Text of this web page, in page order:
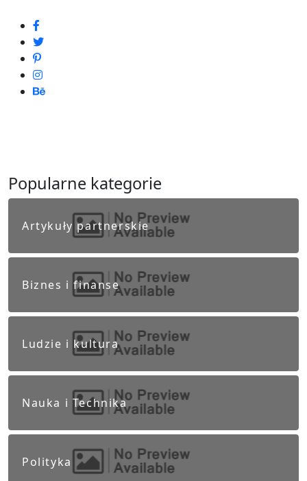
Popularne kategorie
Artykuły partnerskie
Biznes i finanse
Ludzie i kultura
Nauka i Technika
Polityka